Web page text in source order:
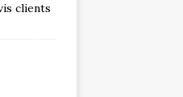
clients